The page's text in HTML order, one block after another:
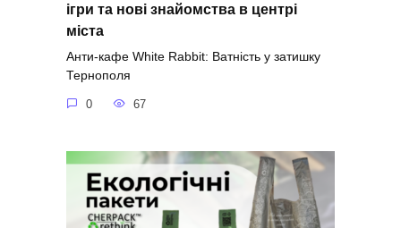
ігри та нові знайомства в центрі
міста
Анти-кафе White Rabbit: Ватність у затишку
Тернополя
0 67